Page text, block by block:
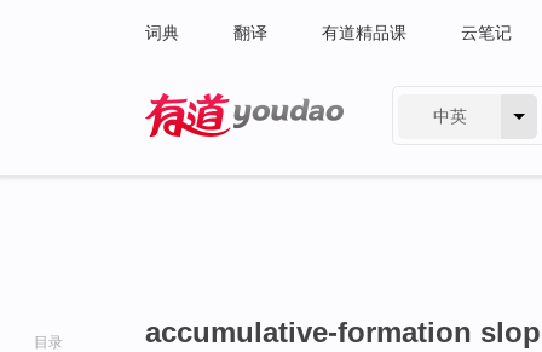
词典 翻译 有道精品课 云笔记
中英
目录 accumulative-formation